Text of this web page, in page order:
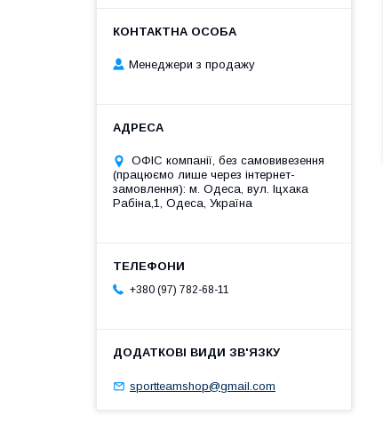
Менеджери з продажу
ОФІС компанії, без самовивезення
(працюємо лише через інтернет-
замовлення): м. Одеса, вул. Іцхака
Рабіна,1, Одеса, Україна
+380 (97) 782-68-11
sportteamshop@gmail.com